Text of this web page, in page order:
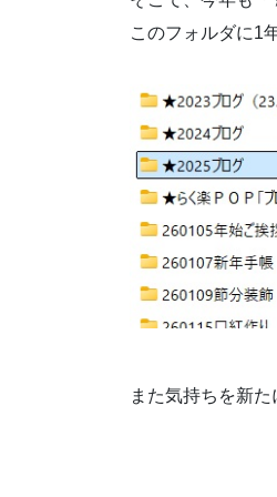
このフォルダに1
また気持ちを新